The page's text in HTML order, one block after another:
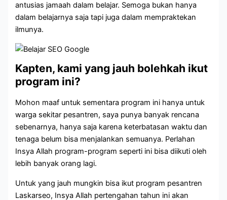
antusias jamaah dalam belajar. Semoga bukan hanya
dalam belajarnya saja tapi juga dalam mempraktekan
ilmunya.
Kapten, kami yang jauh bolehkah ikut
program ini?
Mohon maaf untuk sementara program ini hanya untuk
warga sekitar pesantren, saya punya banyak rencana
sebenarnya, hanya saja karena keterbatasan waktu dan
tenaga belum bisa menjalankan semuanya. Perlahan
Insya Allah program-program seperti ini bisa diikuti oleh
lebih banyak orang lagi.
Untuk yang jauh mungkin bisa ikut program pesantren
Laskarseo, Insya Allah pertengahan tahun ini akan